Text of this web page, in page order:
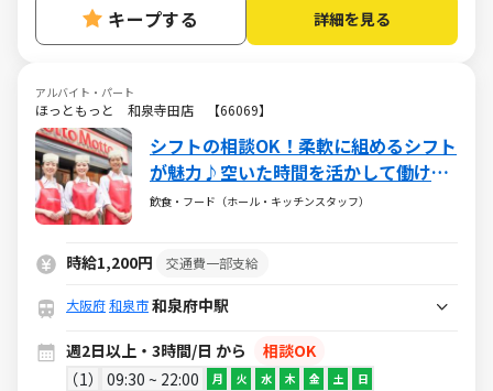
キープする 詳細を見る
アルバイト・パート
ほっともっと 和泉寺田店 【66069】
シフトの相談OK！柔軟に組めるシフト
が魅力♪空いた時間を活かして働けま
す♪
飲食・フード（ホール・キッチンスタッフ）
時給1,200円 交通費一部支給
大阪府和泉市和泉府中駅
週2日以上・3時間/日 から
相談OK
1
09:30 ~ 22:00 月 火 水 木 金 土 日